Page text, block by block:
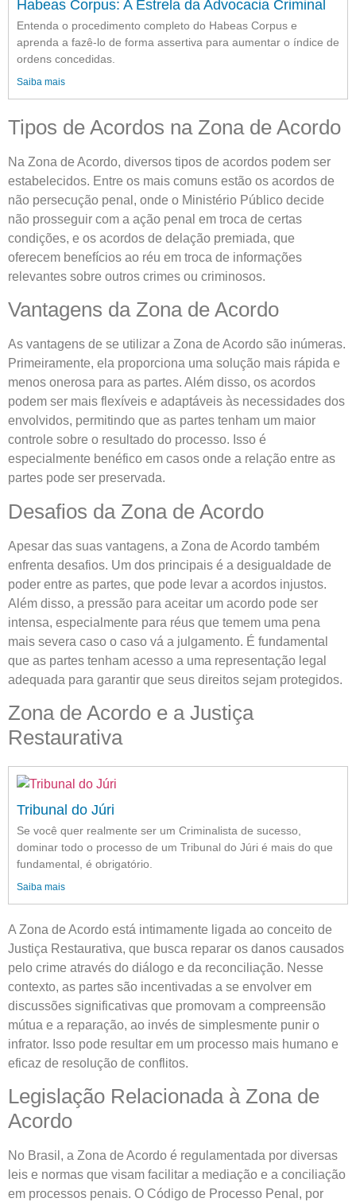
Habeas Corpus: A Estrela da Advocacia Criminal
Entenda o procedimento completo do Habeas Corpus e
aprenda a fazê-lo de forma assertiva para aumentar o índice de
ordens concedidas.
Saiba mais
Tipos de Acordos na Zona de Acordo
Na Zona de Acordo, diversos tipos de acordos podem ser
estabelecidos. Entre os mais comuns estão os acordos de
não persecução penal, onde o Ministério Público decide
não prosseguir com a ação penal em troca de certas
condições, e os acordos de delação premiada, que
oferecem benefícios ao réu em troca de informações
relevantes sobre outros crimes ou criminosos.
Vantagens da Zona de Acordo
As vantagens de se utilizar a Zona de Acordo são inúmeras.
Primeiramente, ela proporciona uma solução mais rápida e
menos onerosa para as partes. Além disso, os acordos
podem ser mais flexíveis e adaptáveis às necessidades dos
envolvidos, permitindo que as partes tenham um maior
controle sobre o resultado do processo. Isso é
especialmente benéfico em casos onde a relação entre as
partes pode ser preservada.
Desafios da Zona de Acordo
Apesar das suas vantagens, a Zona de Acordo também
enfrenta desafios. Um dos principais é a desigualdade de
poder entre as partes, que pode levar a acordos injustos.
Além disso, a pressão para aceitar um acordo pode ser
intensa, especialmente para réus que temem uma pena
mais severa caso o caso vá a julgamento. É fundamental
que as partes tenham acesso a uma representação legal
adequada para garantir que seus direitos sejam protegidos.
Zona de Acordo e a Justiça
Restaurativa
Tribunal do Júri
Se você quer realmente ser um Criminalista de sucesso,
dominar todo o processo de um Tribunal do Júri é mais do que
fundamental, é obrigatório.
Saiba mais
A Zona de Acordo está intimamente ligada ao conceito de
Justiça Restaurativa, que busca reparar os danos causados
pelo crime através do diálogo e da reconciliação. Nesse
contexto, as partes são incentivadas a se envolver em
discussões significativas que promovam a compreensão
mútua e a reparação, ao invés de simplesmente punir o
infrator. Isso pode resultar em um processo mais humano e
eficaz de resolução de conflitos.
Legislação Relacionada à Zona de
Acordo
No Brasil, a Zona de Acordo é regulamentada por diversas
leis e normas que visam facilitar a mediação e a conciliação
em processos penais. O Código de Processo Penal, por